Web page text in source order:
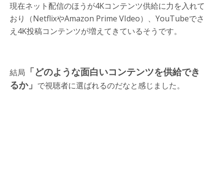
現在ネット配信のほうが4Kコンテンツ供給に力を入れて
おり（NetflixやAmazon Prime VIdeo）、YouTubeでさ
え4K投稿コンテンツが増えてきているそうです。
結局 「どのような面白いコンテンツを供給でき
るか」 で視聴者に選ばれるのだなと感じました。